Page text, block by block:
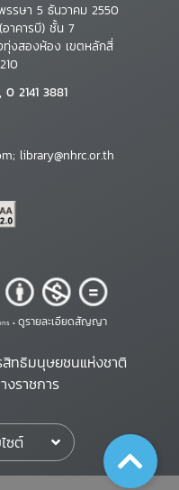
รรษา 5 ธันวาคม 2550
าคารบี) ชั้น 7
งสองห้อง เขตหลักสี่
0 2141 3881
library@nhrc.or.th
• ดูรายละเอียดสัญญา
ทธิมนุษยชนแห่งชาติ
งราชการ
ซต์